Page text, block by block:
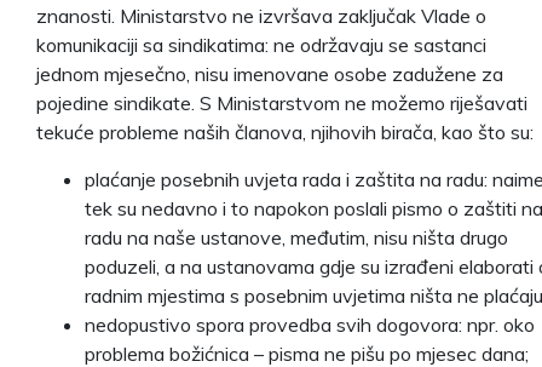
znanosti. Ministarstvo ne izvršava zaključak Vlade o
komunikaciji sa sindikatima: ne održavaju se sastanci
jednom mjesečno, nisu imenovane osobe zadužene za
pojedine sindikate. S Ministarstvom ne možemo riješavati
tekuće probleme naših članova, njihovih birača, kao što su:
plaćanje posebnih uvjeta rada i zaštita na radu:
tek su nedavno i to napokon poslali pismo o zaštiti na
radu na naše ustanove, međutim, nisu ništa drugo
poduzeli, a na ustanovama gdje su izrađeni elaborati
radnim mjestima s posebnim uvjetima ništa ne
nedopustivo spora provedba svih dogovora: npr. oko
problema božićnica – pisma ne pišu po mjesec dana;